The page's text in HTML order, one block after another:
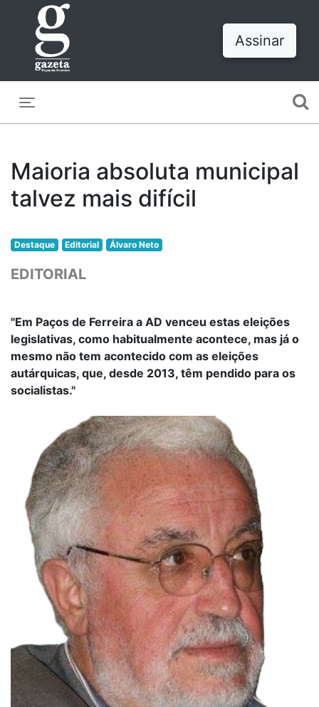
Assinar
Maioria absoluta municipal
talvez mais difícil
Destaque Editorial Álvaro Neto
EDITORIAL
"Em Paços de Ferreira a AD venceu estas eleições
legislativas, como habitualmente acontece, mas já o
mesmo não tem acontecido com as eleições
autárquicas, que, desde 2013, têm pendido para os
socialistas."